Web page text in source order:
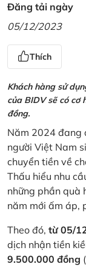
Đăng tải ngày
05/12/2023
Thích
Khách hàng sử
của BIDV sẽ có
đồng.
Năm 2024 đang
người Việt Nam
chuyển tiền về
Thấu hiểu nhu
những phần quà
năm mới ấm áp,
Theo đó, từ 05/
dịch nhận tiền
9.500.000 đồng